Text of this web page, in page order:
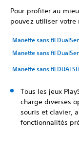
Pour profiter au
pouvez utiliser votre
Manette sans fil
Manette sans fil
Manette sans fil
Tous les jeux
charge diverses
souris et clavier,
fonctionnalités